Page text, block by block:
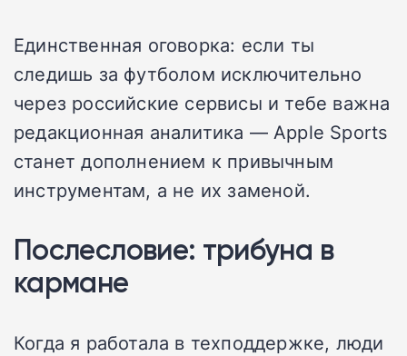
Единственная оговорка: если ты
следишь за футболом исключительно
через российские сервисы и тебе важна
редакционная аналитика — Apple Sports
станет дополнением к привычным
инструментам, а не их заменой.
Послесловие: трибуна в
кармане
Когда я работала в техподдержке, люди